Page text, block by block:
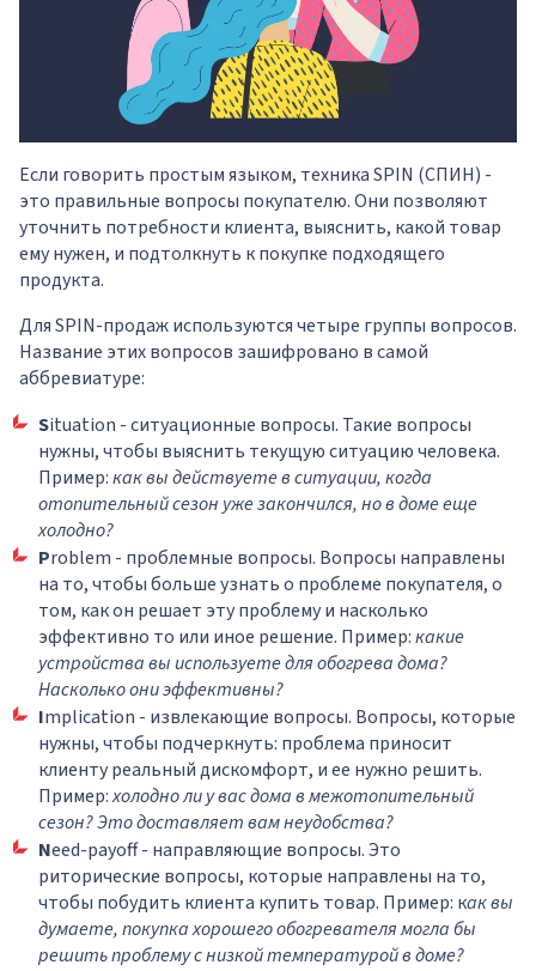
Если говорить простым языком, техника SPIN (СПИН) -
это правильные вопросы покупателю. Они позволяют
уточнить потребности клиента, выяснить, какой товар
ему нужен, и подтолкнуть к покупке подходящего
продукта.
Для SPIN-продаж используются четыре группы вопросов.
Название этих вопросов зашифровано в самой
аббревиатуре:
Situation - ситуационные вопросы. Такие вопросы
нужны, чтобы выяснить текущую ситуацию человека.
Пример:как вы действуете в ситуации, когда
отопительный сезон уже закончился, но в доме еще
холодно?
Problem - проблемные вопросы. Вопросы направлены
на то, чтобы больше узнать о проблеме покупателя, о
том, как он решает эту проблему и насколько
эффективно то или иное решение. Пример:какие
устройства вы используете для обогрева дома?
Насколько они эффективны?
Implication - извлекающие вопросы. Вопросы, которые
нужны, чтобы подчеркнуть: проблема приносит
клиенту реальный дискомфорт, и ее нужно решить.
Пример:холодно ли у вас дома в межотопительный
сезон? Это доставляет вам неудобства?
Need-payoff - направляющие вопросы. Это
риторические вопросы, которые направлены на то,
чтобы побудить клиента купить товар. Пример: как вы
думаете, покупка хорошего обогревателя могла бы
решить проблему с низкой температурой в доме?